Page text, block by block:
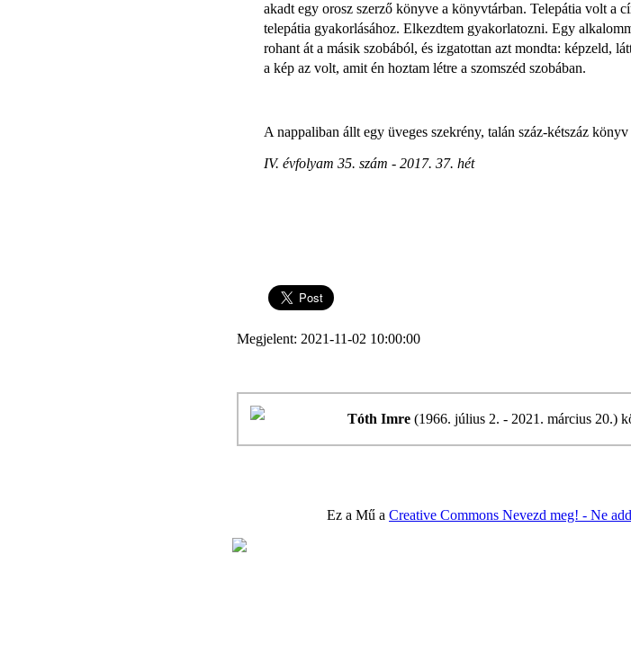
akadt egy orosz szerző könyve a könyvtárban. Telepátia volt a
telepátia gyakorlásához. Elkezdtem gyakorlatozni. Egy
rohant át a másik szobából, és izgatottan azt mondta: képzeld,
a kép az volt, amit én hoztam létre a szomszéd szobában.
A nappaliban állt egy üveges szekrény, talán száz-kétszáz
IV. évfolyam 35. szám - 2017. 37. hét
Megjelent: 2021-11-02 10:00:00
Tóth Imre (1966. július 2. - 2021. március 20.)
Ez a Mű a Creative Commons Nevezd meg! - Ne